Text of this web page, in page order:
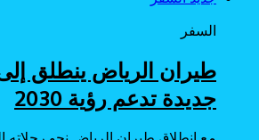
السفر
طيران الرياض ينطلق
جديدة تدعم رؤية 2030